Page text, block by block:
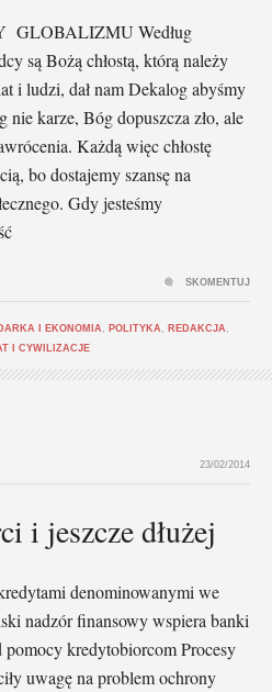
GLOBALIZMU Według
są Bożą chłostą, którą należy
i ludzi, dał nam Dekalog abyśmy
karze, Bóg dopuszcza zło, ale
Każdą więc chłostę
bo dostajemy szansę na
Gdy jesteśmy
I EKONOMIA POLITYKA REDAKCJA
I CYWILIZACJE
SKOMENTUJ
23/02/2014
i jeszcze dłużej
denominowanymi we
nadzór finansowy wspiera banki
kredytobiorcom Procesy
uwagę na problem ochrony